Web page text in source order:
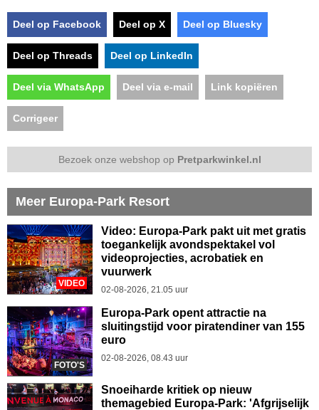
Deel op Facebook Deel op X Deel op Bluesky
Deel op Threads Deel op LinkedIn
Deel via WhatsApp Deel via e-mail Link kopiëren
Corrigeer
Bezoek onze webshop op Pretparkwinkel.nl
Meer Europa-Park Resort
VIDEO
Video: Europa-Park pakt uit met gratis
toegankelijk avondspektakel vol
videoprojecties, acrobatiek en
vuurwerk
02-08-2026, 21.05 uur
FOTO'S
Europa-Park opent attractie na
sluitingstijd voor piratendiner van 155
euro
02-08-2026, 08.43 uur
Snoeiharde kritiek op nieuw
themagebied Europa-Park: 'Afgrijselijk